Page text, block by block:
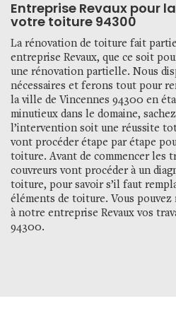
Entreprise Revaux pour
votre toiture 94300
La rénovation de toiture fait
entreprise Revaux, que ce soit
une rénovation partielle. Nous
nécessaires et ferons tout pour
la ville de Vincennes 94300 en
minutieux dans le domaine,
l’intervention soit une réussite
vont procéder étape par étape
toiture. Avant de commencer les
couvreurs vont procéder à un
toiture, pour savoir s’il faut
éléments de toiture. Vous
à notre entreprise Revaux vos
94300.